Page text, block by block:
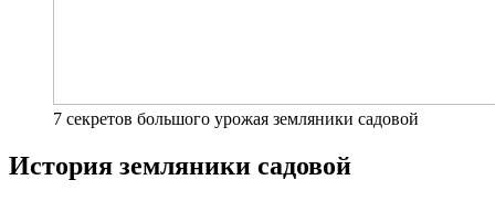
7 секретов большого урожая земляники садовой
История земляники садовой